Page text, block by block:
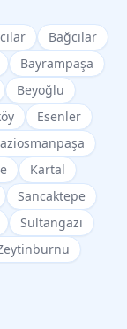
Bağcılar
Bayrampaşa
Beyoğlu
Esenler
Kartal
Sancaktepe
Sultangazi